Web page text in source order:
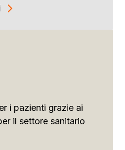
i pazienti grazie ai
il settore sanitario